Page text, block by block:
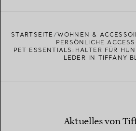
STARTSEITE WOHNEN &
PERSÖNLICHE
PET ESSENTIALS:HALTER FÜR
LEDER IN TIFFANY
Aktuelles von